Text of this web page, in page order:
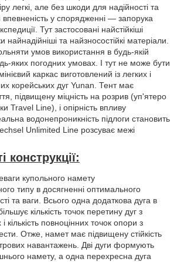
легкі, але без шкоди для надійності та
впевненість у спорядженні — запорука
Тут застосовані найстійкіші
найнадійніші та найзносостійкі матеріали.
умов використання в будь-якій
яких погодних умовах. І тут не може бути
каркас виготовлений із легких і
корейських дуг Yunan. Тент має
підвищену міцність на розрив (уп'ятеро
Travel Line), і опірність впливу
водонепроникність підлоги становить
Unlimited Line розсуває межі
конструкції:
купольного намету
типу в досягненні оптимального
та ваги. Всього одна додаткова дуга в
кількість точок перетину дуг з
кількість повноцінних точок опори з
Отже, намет має підвищену стійкість
навантажень. Дві дуги формують
намету, а одна перехресна дуга